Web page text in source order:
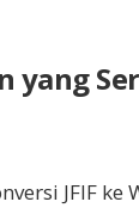
yang
JFIF ke